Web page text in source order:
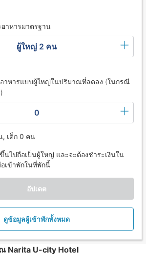
าหารมาตรฐาน
ผู้ใหญ่ 2 คน
าหารแบบผู้ใหญ่ในปริมาณที่ลดลง (ในกรณี
0
, เด็ก 0 คน
นไปถือเป็นผู้ใหญ่ และจะต้องชำระเงินใน
เข้าพักในที่พักนี้
อัปเดต
ดูข้อมูลผู้เข้าพักทั้งหมด
Narita U-city Hotel